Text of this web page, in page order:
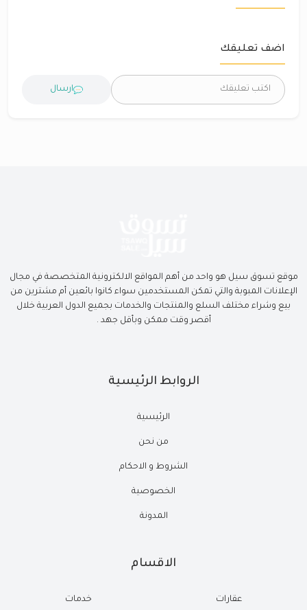
اضف تعليقك
ارسال
موقع تسوق سيل هو واحد من أهم المواقع الالكترونية المتخصصة في مجال
الإعلانات المبوبة والتي تمكن المستخدمين سواء كانوا بائعين أم مشترين من
بيع وشراء مختلف السلع والمنتجات والخدمات بجميع الدول العربية خلال
أقصر وقت ممكن وبأقل جهد .
الروابط الرئيسية
الرئيسية
من نحن
الشروط و الاحكام
الخصوصية
المدونة
الاقسام
عقارات خدمات